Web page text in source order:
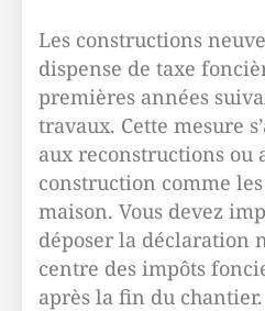
Les constructions
dispense de taxe
premières années
travaux. Cette mesure
aux reconstructions ou
construction comme
maison. Vous devez
déposer la déclaration
centre des impôts
après la fin du chantier.